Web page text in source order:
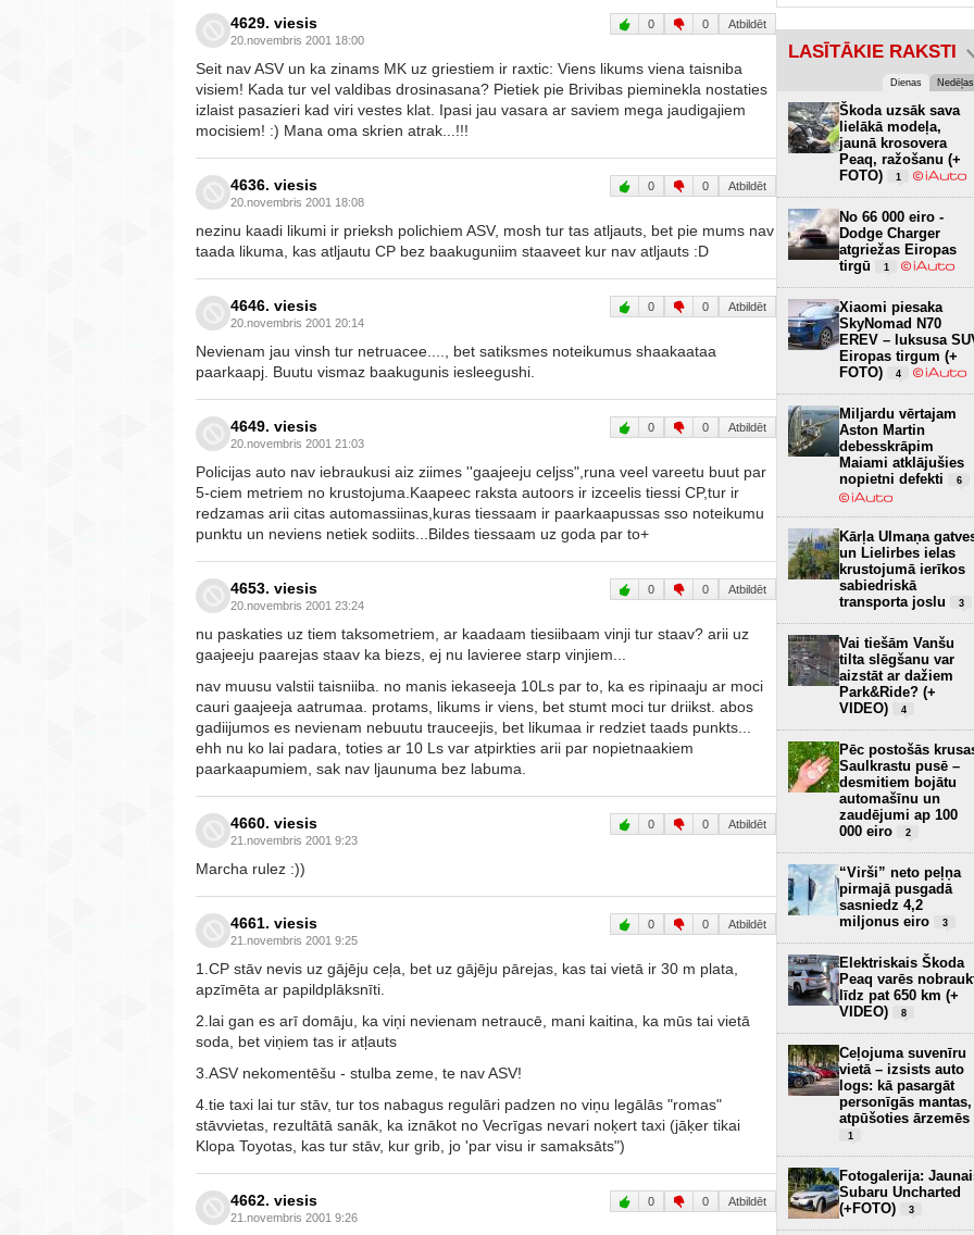
4629. viesis
20.novembris 2001 18:00
0 0 Atbildēt
Seit nav ASV un ka zinams MK uz griestiem ir raxtic: Viens likums viena taisniba
visiem! Kada tur vel valdibas drosinasana? Pietiek pie Brivibas pieminekla nostaties
izlaist pasazieri kad viri vestes klat. Ipasi jau vasara ar saviem mega jaudigajiem
mocisiem! :) Mana oma skrien atrak...!!!
4636. viesis
20.novembris 2001 18:08
0 0 Atbildēt
nezinu kaadi likumi ir prieksh polichiem ASV, mosh tur tas atljauts, bet pie mums nav
taada likuma, kas atljautu CP bez baakuguniim staaveet kur nav atljauts :D
4646. viesis
20.novembris 2001 20:14
0 0 Atbildēt
Nevienam jau vinsh tur netruacee...., bet satiksmes noteikumus shaakaataa
paarkaapj. Buutu vismaz baakugunis iesleegushi.
4649. viesis
20.novembris 2001 21:03
0 0 Atbildēt
Policijas auto nav iebraukusi aiz ziimes ''gaajeeju celjss",runa veel vareetu buut par
5-ciem metriem no krustojuma.Kaapeec raksta autoors ir izceelis tiessi CP,tur ir
redzamas arii citas automassiinas,kuras tiessaam ir paarkaapussas sso noteikumu
punktu un neviens netiek sodiits...Bildes tiessaam uz goda par to+
4653. viesis
20.novembris 2001 23:24
0 0 Atbildēt
nu paskaties uz tiem taksometriem, ar kaadaam tiesiibaam vinji tur staav? arii uz
gaajeeju paarejas staav ka biezs, ej nu lavieree starp vinjiem...
nav muusu valstii taisniiba. no manis iekaseeja 10Ls par to, ka es ripinaaju ar moci
cauri gaajeeja aatrumaa. protams, likums ir viens, bet stumt moci tur driikst. abos
gadiijumos es nevienam nebuutu trauceejis, bet likumaa ir redziet taads punkts...
ehh nu ko lai padara, toties ar 10 Ls var atpirkties arii par nopietnaakiem
paarkaapumiem, sak nav ljaunuma bez labuma.
4660. viesis
21.novembris 2001 9:23
0 0 Atbildēt
Marcha rulez :))
4661. viesis
21.novembris 2001 9:25
0 0 Atbildēt
1.CP stāv nevis uz gājēju ceļa, bet uz gājēju pārejas, kas tai vietā ir 30 m plata,
apzīmēta ar papildplāksnīti.
2.lai gan es arī domāju, ka viņi nevienam netraucē, mani kaitina, ka mūs tai vietā
soda, bet viņiem tas ir atļauts
3.ASV nekomentēšu - stulba zeme, te nav ASV!
4.tie taxi lai tur stāv, tur tos nabagus regulāri padzen no viņu legālās "romas"
stāvvietas, rezultātā sanāk, ka iznākot no Vecrīgas nevari noķert taxi (jāķer tikai
Klopa Toyotas, kas tur stāv, kur grib, jo 'par visu ir samaksāts")
4662. viesis
21.novembris 2001 9:26
0 0 Atbildēt
LASĪTĀKIE RAKSTI
Dienas Nedēļas
Škoda uzsāk sava
lielākā modeļa,
jaunā krosovera
Peaq, ražošanu (+
FOTO)
1
No 66 000 eiro -
Dodge Charger
atgriežas Eiropas
tirgū
1
Xiaomi piesaka
SkyNomad N70
EREV – luksusa
Eiropas tirgum (+
FOTO)
4
Miljardu vērtajam
Aston Martin
debesskrāpim
Maiami atklājušies
nopietni defekti
6
Kārļa Ulmaņa
un Lielirbes ielas
krustojumā ierīkos
sabiedriskā
transporta joslu
3
Vai tiešām Vanšu
tilta slēgšanu var
aizstāt ar dažiem
Park&Ride? (+
VIDEO)
4
Pēc postošās
Saulkrastu pusē –
desmitiem bojātu
automašīnu un
zaudējumi ap 100
000 eiro
2
“Virši” neto peļņa
pirmajā pusgadā
sasniedz 4,2
miljonus eiro
3
Elektriskais Škoda
Peaq varēs
līdz pat 650 km (+
VIDEO)
8
Ceļojuma suvenīru
vietā – izsists auto
logs: kā pasargāt
personīgās mantas,
atpūšoties ārzemēs
1
Fotogalerija:
Subaru Uncharted
(+FOTO)
3